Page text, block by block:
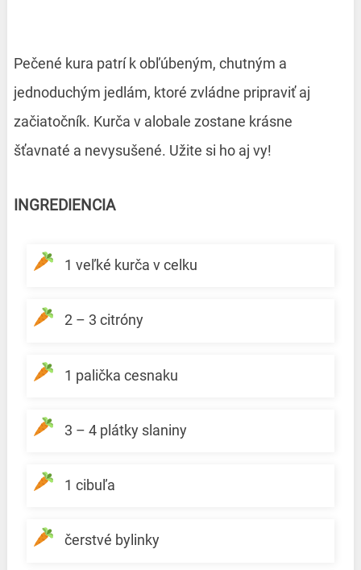
Pečené kura patrí k obľúbeným, chutným a
jednoduchým jedlám, ktoré zvládne pripraviť aj
začiatočník. Kurča v alobale zostane krásne
šťavnaté a nevysušené. Užite si ho aj vy!
INGREDIENCIA
1 veľké kurča v celku
2 – 3 citróny
1 palička cesnaku
3 – 4 plátky slaniny
1 cibuľa
čerstvé bylinky